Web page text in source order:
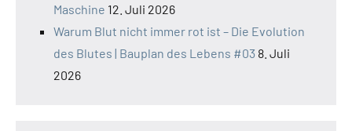
Maschine 12. Juli 2026
Warum Blut nicht immer rot ist – Die Evolution
des Blutes | Bauplan des Lebens #03 8. Juli
2026